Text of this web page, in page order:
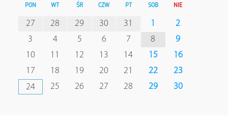
PON WT ŚR CZW PT SOB NIE
27 28 29 30 31 1
2
3
4 5 6 7 8
9
10
11 12 13 14 15
16
17
18 19 20 21 22
23
24
25 26 27 28 29 30